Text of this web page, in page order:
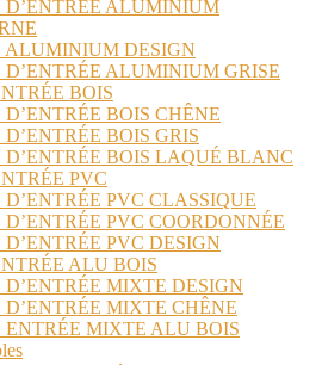
D’ENTRÉE ALUMINIUM
ALUMINIUM DESIGN
D’ENTRÉE ALUMINIUM GRISE
BOIS
D’ENTRÉE BOIS CHÊNE
D’ENTRÉE BOIS GRIS
D’ENTRÉE BOIS LAQUÉ BLANC
PVC
D’ENTRÉE PVC CLASSIQUE
D’ENTRÉE PVC COORDONNÉE
D’ENTRÉE PVC DESIGN
ALU BOIS
D’ENTRÉE MIXTE DESIGN
D’ENTRÉE MIXTE CHÊNE
ENTRÉE MIXTE ALU BOIS